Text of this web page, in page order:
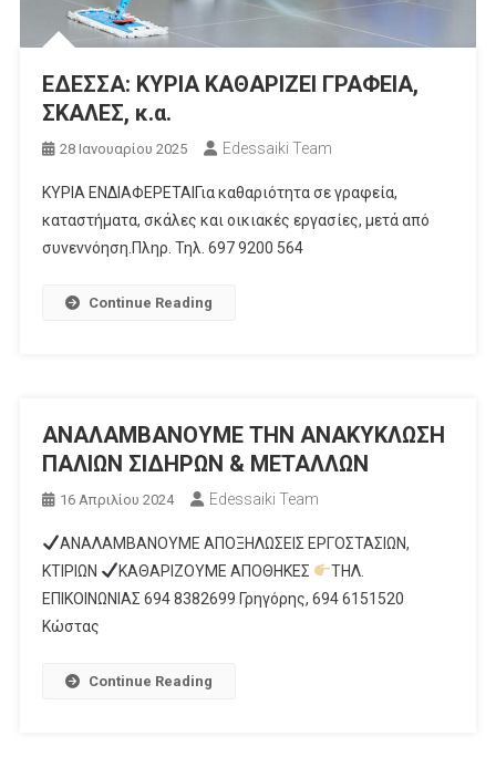
ΕΔΕΣΣΑ: KΥΡΙΑ ΚΑΘΑΡΙΖΕΙ ΓΡΑΦΕΙΑ,
ΣΚΑΛΕΣ, κ.α.
28 Ιανουαρίου 2025 Edessaiki Team
KΥΡΙΑ ΕΝΔΙΑΦΕΡΕΤΑΙΓια καθαριότητα σε γραφεία,
καταστήματα, σκάλες και οικιακές εργασίες, μετά από
συνεννόηση.Πληρ. Τηλ. 697 9200 564
Continue Reading
ΑΝΑΛΑΜΒΑΝΟΥΜΕ ΤΗΝ ΑΝΑΚΥΚΛΩΣΗ
ΠΑΛΙΩΝ ΣΙΔHΡΩΝ & ΜΕΤΑΛΛΩΝ
16 Απριλίου 2024 Edessaiki Team
ΑΝΑΛΑΜΒΑΝΟΥΜΕ ΑΠΟΞΗΛΩΣΕΙΣ ΕΡΓΟΣΤΑΣΙΩΝ,
ΚΤΙΡΙΩΝ
ΚΑΘΑΡΙΖΟΥΜΕ ΑΠΟΘΗΚΕΣ
ΤΗΛ.
ΕΠΙΚΟΙΝΩΝΙΑΣ 694 8382699 Γρηγόρης, 694 6151520
Κώστας
Continue Reading